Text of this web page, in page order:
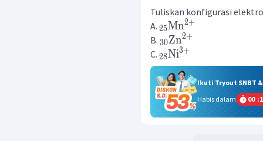
Tuliskan konfigurasi
A. 25Mn2+
B. 30Zn2+
C. 28Ni3+
Ikuti Tryout SNBT
Habis dalam
00 :